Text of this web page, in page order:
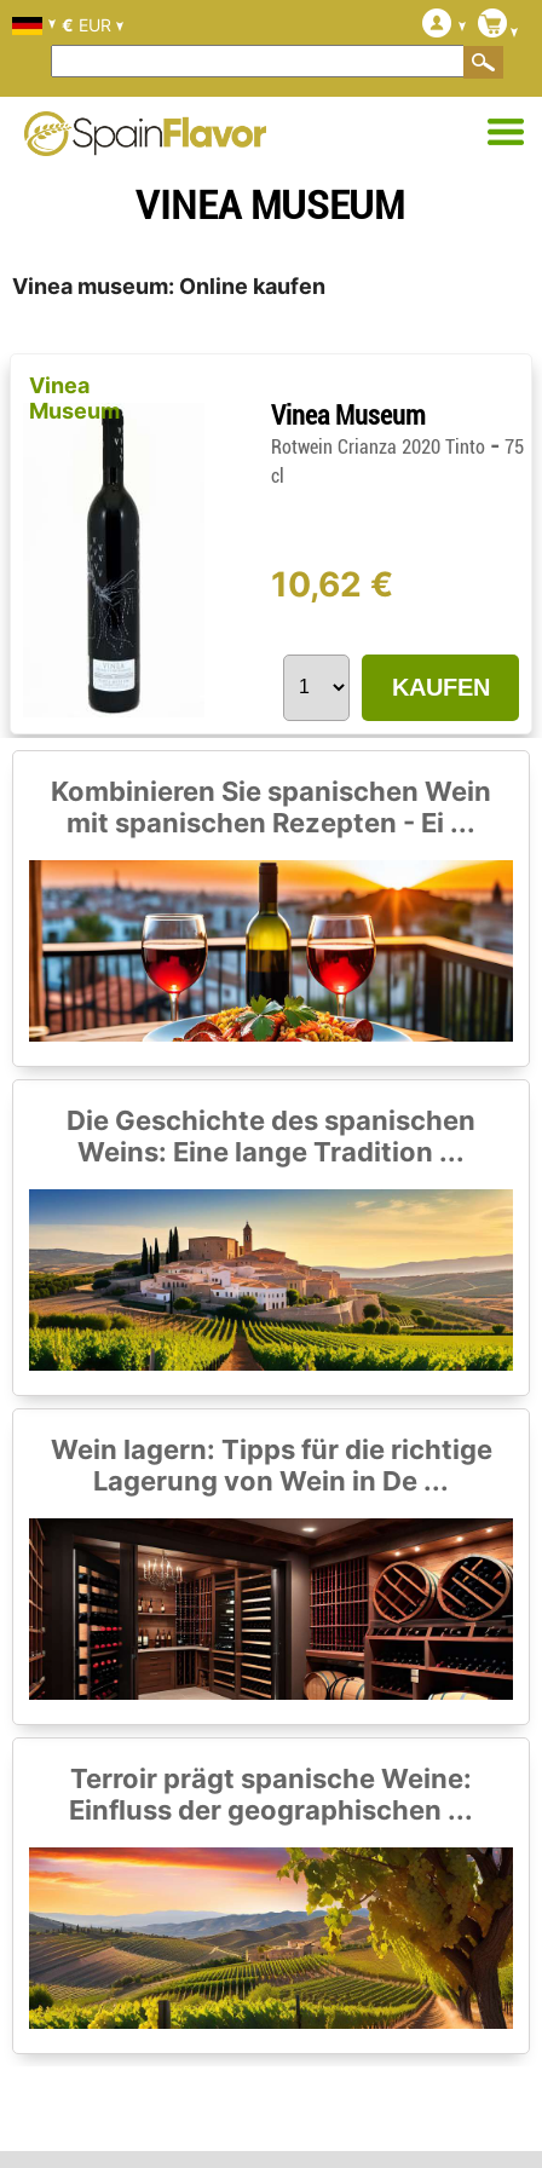
VINEA MUSEUM
Vinea museum: Online kaufen
Vinea
Museum
Vinea Museum
Rotwein Crianza 2020 Tinto - 75
cl
10,62 €
KAUFEN
Kombinieren Sie spanischen Wein
mit spanischen Rezepten - Ei ...
Die Geschichte des spanischen
Weins: Eine lange Tradition ...
Wein lagern: Tipps für die richtige
Lagerung von Wein in De ...
Terroir prägt spanische Weine:
Einfluss der geographischen ...
€ EUR